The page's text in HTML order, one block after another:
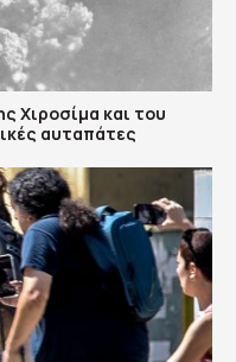
Χιροσίμα και του
αυταπάτες